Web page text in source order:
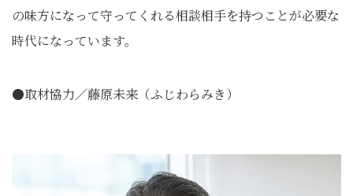
の味方になって守ってくれる相談相手を持つことが必要な
時代になっています。
●取材協力／藤原未来（ふじわらみき）